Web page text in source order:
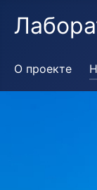
О проекте